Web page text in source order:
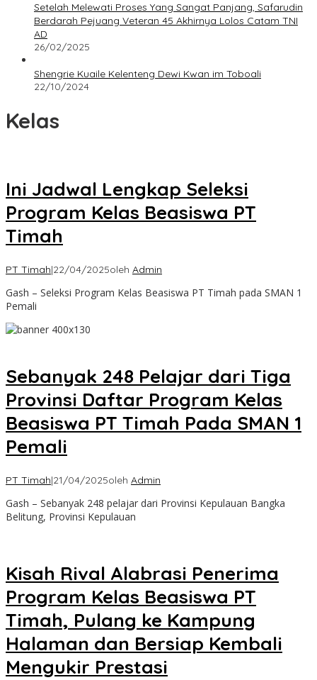
Setelah Melewati Proses Yang Sangat Panjang, Safarudin
Berdarah Pejuang Veteran 45 Akhirnya Lolos Catam TNI
AD
26/02/2025
Shengrie Kuaile Kelenteng Dewi Kwan im Toboali
22/10/2024
Kelas
Ini Jadwal Lengkap Seleksi
Program Kelas Beasiswa PT
Timah
PT Timah|22/04/2025oleh Admin
Gash – Seleksi Program Kelas Beasiswa PT Timah pada SMAN 1
Pemali
Sebanyak 248 Pelajar dari Tiga
Provinsi Daftar Program Kelas
Beasiswa PT Timah Pada SMAN 1
Pemali
PT Timah|21/04/2025oleh Admin
Gash – Sebanyak 248 pelajar dari Provinsi Kepulauan Bangka
Belitung, Provinsi Kepulauan
Kisah Rival Alabrasi Penerima
Program Kelas Beasiswa PT
Timah, Pulang ke Kampung
Halaman dan Bersiap Kembali
Mengukir Prestasi